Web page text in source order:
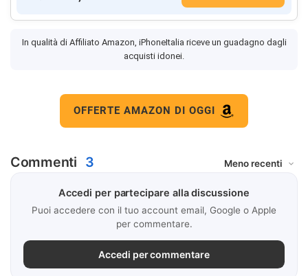
In qualità di Affiliato Amazon, iPhoneItalia riceve un guadagno dagli
acquisti idonei.
OFFERTE AMAZON DI OGGI
Commenti 3
Accedi per partecipare alla discussione
Puoi accedere con il tuo account email, Google o Apple
per commentare.
Accedi per commentare